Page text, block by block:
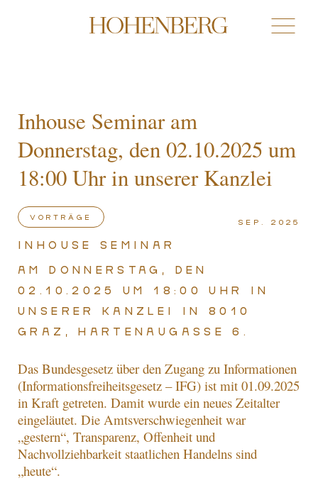
Inhouse Seminar am
Donnerstag, den 02.10.2025 um
18:00 Uhr in unserer Kanzlei
VORTRÄGE
Sep. 2025
Inhouse Seminar
am Donnerstag, den
02.10.2025 um 18:00 Uhr in
unserer Kanzlei in 8010
Graz, Hartenaugasse 6.
Das Bundesgesetz über den Zugang zu Informationen
(Informationsfreiheitsgesetz – IFG) ist mit 01.09.2025
in Kraft getreten. Damit wurde ein neues Zeitalter
eingeläutet. Die Amtsverschwiegenheit war
„gestern“, Transparenz, Offenheit und
Nachvollziehbarkeit staatlichen Handelns sind
„heute“.